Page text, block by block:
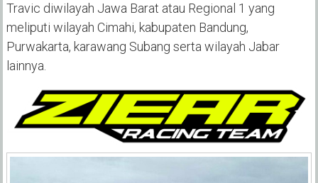
Travic diwilayah Jawa Barat atau Regional 1 yang
meliputi wilayah Cimahi, kabupaten Bandung,
Purwakarta, karawang Subang serta wilayah Jabar
lainnya.